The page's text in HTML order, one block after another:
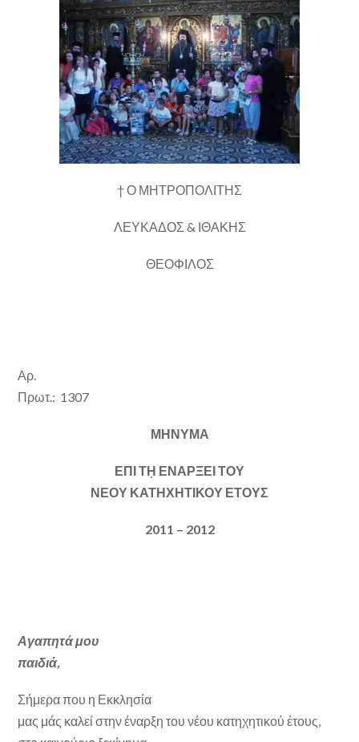
† Ο ΜΗΤΡΟΠΟΛΙΤΗΣ
ΛΕΥΚΑΔΟΣ & ΙΘΑΚΗΣ
ΘΕΟΦΙΛΟΣ
Αρ.
Πρωτ.: 1307
ΜΗΝΥΜΑ
ΕΠΙ Τῌ ΕΝΑΡΞΕΙ ΤΟΥ
ΝΕΟΥ ΚΑΤΗΧΗΤΙΚΟΥ ΕΤΟΥΣ
2011 – 2012
Αγαπητά μου
παιδιά,
Σήμερα που η Εκκλησία
μας μάς καλεί στην έναρξη του νέου κατηχητικού έτους,